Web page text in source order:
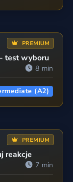
PREMIUM
test wyboru
8 min
(A2)
PREMIUM
reakcje
7 min